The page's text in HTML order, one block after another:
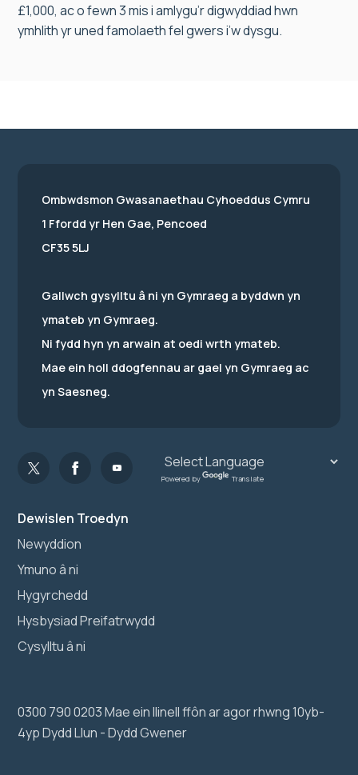
£1,000, ac o fewn 3 mis i amlygu’r digwyddiad hwn
ymhlith yr uned famolaeth fel gwers i’w dysgu.
Dewislen Troedyn
Newyddion
Ymuno â ni
Hygyrchedd
Hysbysiad Preifatrwydd
Cysylltu â ni
0300 790 0203 Mae ein llinell ffôn ar agor rhwng 10yb-
4yp Dydd Llun - Dydd Gwener
Ombwdsmon Gwasanaethau Cyhoeddus Cymru
1 Ffordd yr Hen Gae, Pencoed
CF35 5LJ
Gallwch gysylltu â ni yn Gymraeg a byddwn yn
ymateb yn Gymraeg.
Ni fydd hyn yn arwain at oedi wrth ymateb.
Mae ein holl ddogfennau ar gael yn Gymraeg ac
yn Saesneg.
Powered by Translate